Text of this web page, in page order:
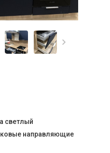
светлый
направляющие